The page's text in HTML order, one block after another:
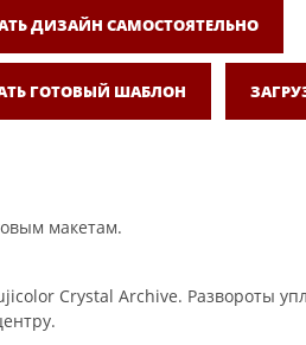
ДИЗАЙН САМОСТОЯТЕЛЬНО
ГОТОВЫЙ ШАБЛОН
макетам.
Crystal Archive. Развороты